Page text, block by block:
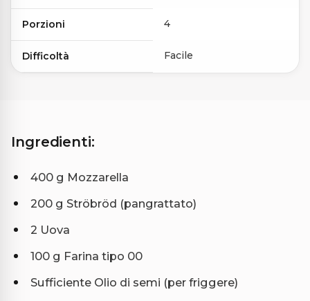
Porzioni 4
Difficoltà Facile
Ingredienti:
400 g Mozzarella
200 g Ströbröd (pangrattato)
2 Uova
100 g Farina tipo 00
Sufficiente Olio di semi (per friggere)